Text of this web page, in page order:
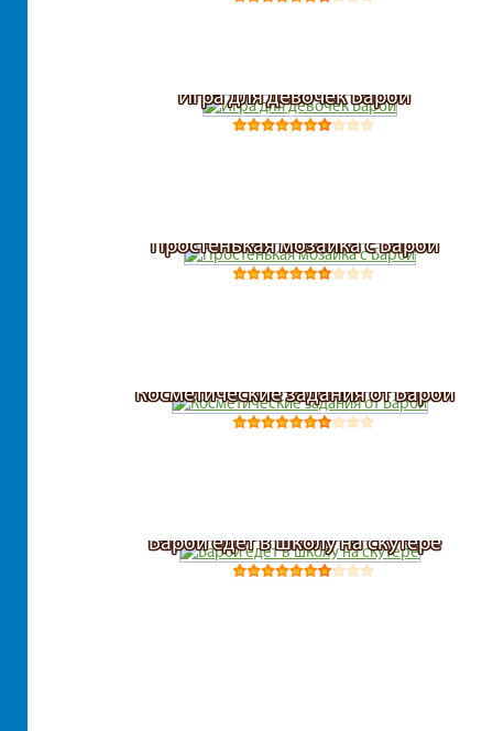
Игра для девочек Барби
Простенькая мозаика с Барби
Косметические задания от Барби
Барби едет в школу на скутере